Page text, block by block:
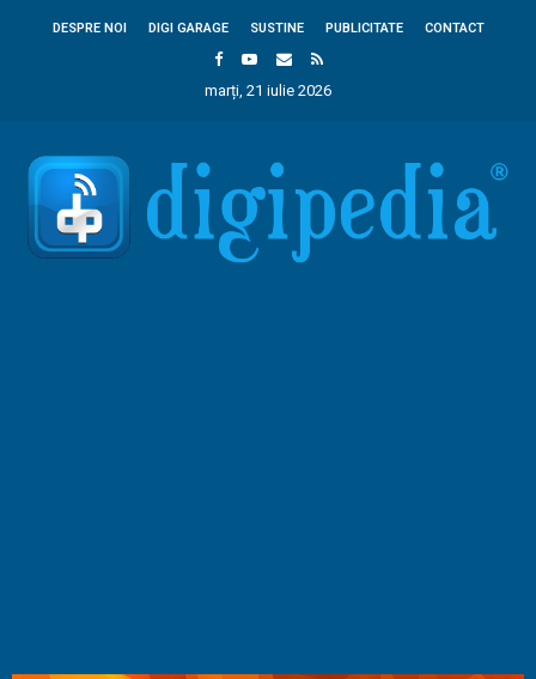
DESPRE NOI DIGI GARAGE SUSTINE PUBLICITATE CONTACT
marți, 21 iulie 2026